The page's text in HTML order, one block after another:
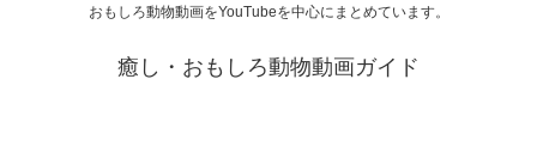
おもしろ動物動画をYouTubeを中心にまとめています。
癒し・おもしろ動物動画ガイド